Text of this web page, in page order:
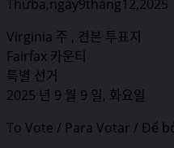
Thứba,ngày9tháng12,2025
Virginia 주 , 견본 투표지
Fairfax 카운티
특별 선거
2025 년 9 월 9 일, 화요일
To Vote / Para Votar / Để